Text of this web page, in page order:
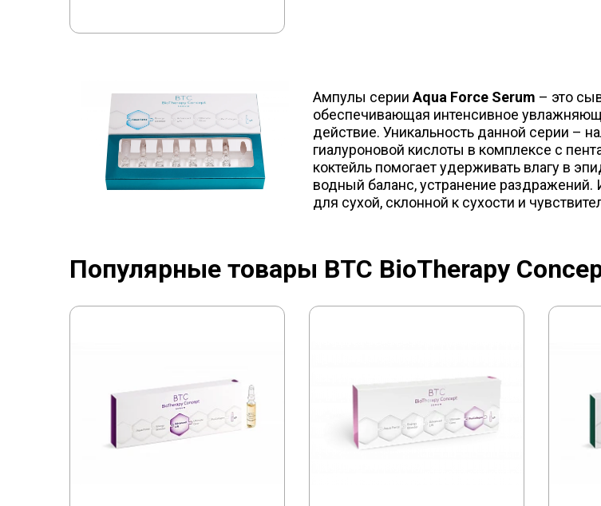
Ампулы серии Aqua Force Serum – это
обеспечивающая интенсивное
действие. Уникальность данной серии –
гиалуроновой кислоты в комплексе с
коктейль помогает удерживать влагу в
водный баланс, устранение
для сухой, склонной к сухости и
Популярные товары BTC BioTherapy